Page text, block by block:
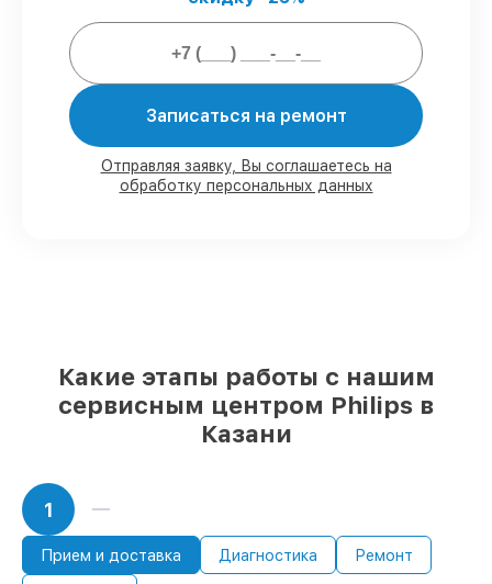
работ закрываем с возможностью
личного присутствия владельца
деталей Philips имеются на складе в
Казани, остальные доставляются быстро
Подлинные запчасти Philips и
надёжные аналоги – с учётом любых
финансовых возможностей
Записаться на ремонт
Отправляя заявку, Вы соглашаетесь на
обработку персональных данных
Какие этапы работы с нашим
сервисным центром Philips в
Казани
1
Прием и доставка Диагностика Ремонт